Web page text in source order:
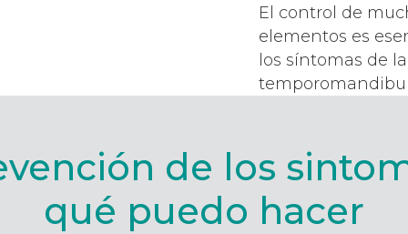
El control de
elementos es
los síntomas de
de los
qué puedo hacer